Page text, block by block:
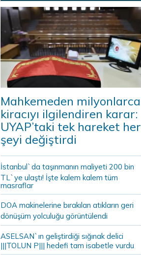
Mahkemeden milyonlarca
kiracıyı ilgilendiren karar:
UYAP’taki tek hareket her
şeyi değiştirdi
İstanbul`da taşınmanın maliyeti 200 bin
TL`ye ulaştı! İşte kalem kalem tüm
masraflar
DOA makinelerine bırakılan atıkların geri
dönüşüm yolculuğu görüntülendi
ASELSAN`ın geliştirdiği sığınak delici
|||TOLUN P||| hedefi tam isabetle vurdu